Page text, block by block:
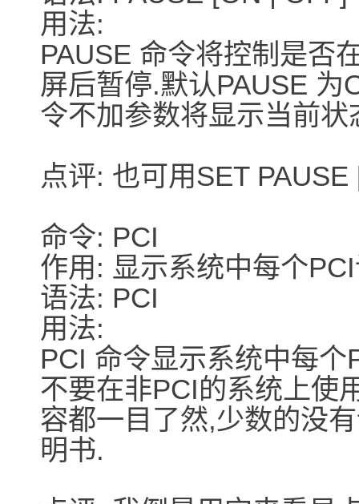
用法:
PAUSE 命令将控制是否
屏后暂停.默认PAUSE 为
令不加参数将显示当前状
点评: 也可用SET
命令: PCI
作用: 显示系统中每个
语法: PCI
用法:
PCI 命令显示系统中每
不要在非PCI的系统上使
容都一目了然,少数的没
明书.